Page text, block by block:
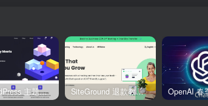
换 WordPress 主题前先看这份清单：Kadence、Blocksy Pro 与 WoodMart 的实操配置教程 SiteGround 退款教程：如何获取30天无理由退款服务